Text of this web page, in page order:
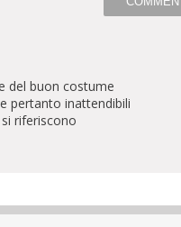
del buon costume
pertanto inattendibili
riferiscono